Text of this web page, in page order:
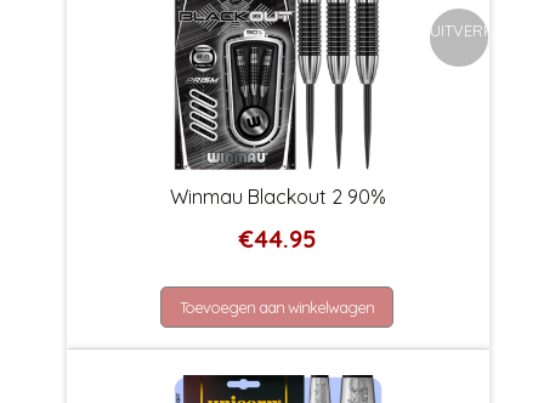
UITVERKOCHT
Winmau Blackout 2 90%
€44.95
Toevoegen aan winkelwagen